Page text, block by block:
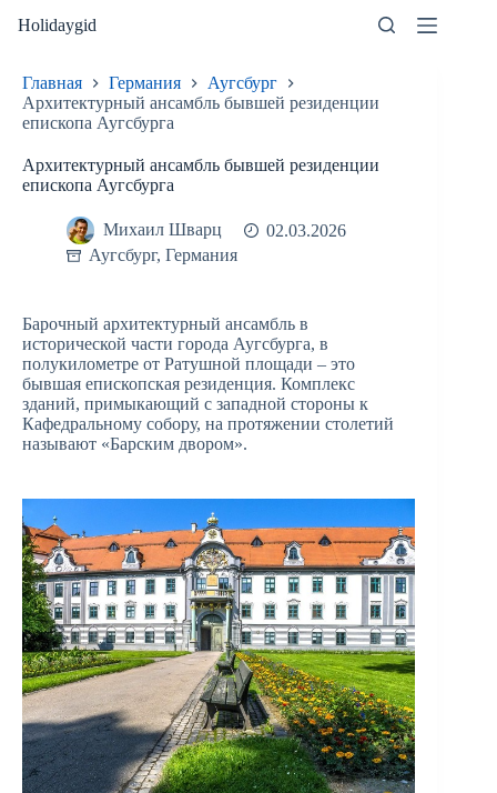
Holidaygid
Главная Германия
Аугсбург
Архитектурный ансамбль бывшей резиденции
епископа Аугсбурга
Архитектурный ансамбль бывшей резиденции
епископа Аугсбурга
Михаил Шварц
02.03.2026
Аугсбург, Германия
Барочный архитектурный ансамбль в
исторической части города Аугсбурга, в
полукилометре от Ратушной площади – это
бывшая епископская резиденция. Комплекс
зданий, примыкающий с западной стороны к
Кафедральному собору, на протяжении столетий
называют «Барским двором».